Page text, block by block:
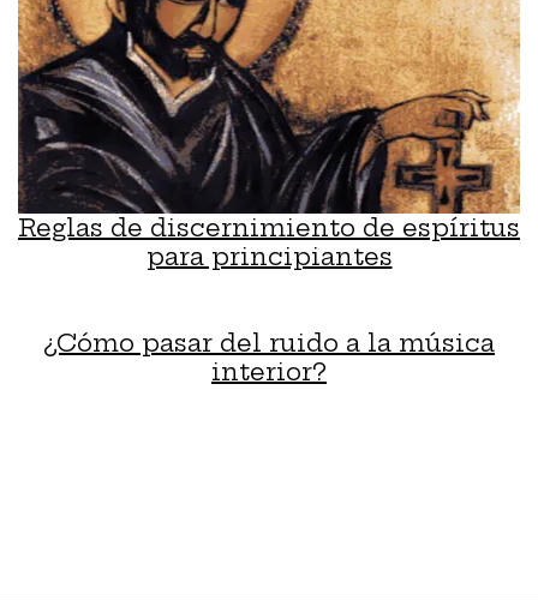
Reglas de discernimiento de espíritus
para principiantes
¿Cómo pasar del ruido a la música
interior?